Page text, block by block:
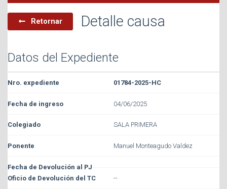
Retornar Detalle causa
Datos del Expediente
01784-2025-HC
04/06/2025
SALA PRIMERA
Manuel Monteagudo Valdez
--